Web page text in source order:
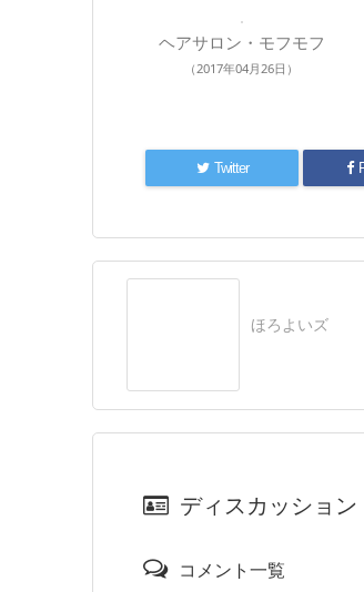
ヘアサロン・モフモフ
（2017年04月26日）
Twitter
ほろよいズ
ディスカッション
コメント一覧